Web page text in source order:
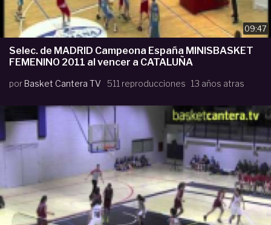
09:47
Selec. de MADRID Campeona España MINISBASKET
FEMENINO 2011 al vencer a CATALUÑA
por Basket Cantera TV 511 reproducciones 13 años atras